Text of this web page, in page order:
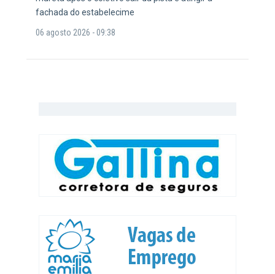
fachada do estabelecime
06 agosto 2026 - 09:38